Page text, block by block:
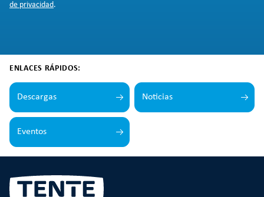
de privacidad.
ENLACES RÁPIDOS:
Descargas Noticias
Eventos